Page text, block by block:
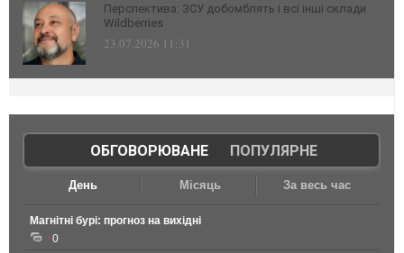
Перспектива: ЗСУ добомблять і всі інші склади
Wildberries
23.07.2026 11:31
ОБГОВОРЮВАНЕ| ПОПУЛЯРНЕ
День Місяць За весь час
Магнітні бурі: прогноз на вихідні
0